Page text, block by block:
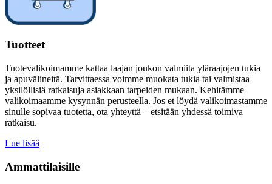
Tuotteet
Tuotevalikoimamme kattaa laajan joukon valmiita yläraajojen tukia
ja apuvälineitä. Tarvittaessa voimme muokata tukia tai valmistaa
yksilöllisiä ratkaisuja asiakkaan tarpeiden mukaan. Kehitämme
valikoimaamme kysynnän perusteella. Jos et löydä valikoimastamme
sinulle sopivaa tuotetta, ota yhteyttä – etsitään yhdessä toimiva
ratkaisu.
Lue lisää
Ammattilaisille